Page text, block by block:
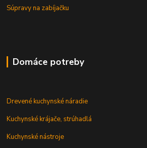
Súpravy na zabíjačku
Domáce potreby
Drevené kuchynské náradie
Kuchynské krájače, strúhadlá
Kuchynské nástroje